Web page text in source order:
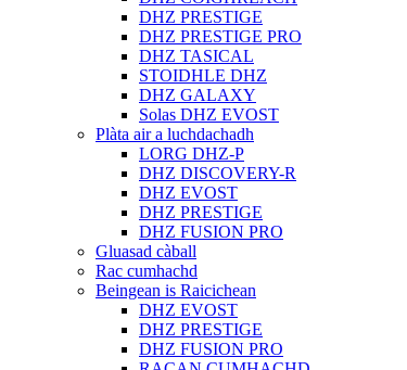
DHZ PRESTIGE
DHZ PRESTIGE PRO
DHZ TASICAL
STOIDHLE DHZ
DHZ GALAXY
Solas DHZ EVOST
Plàta air a luchdachadh
LORG DHZ-P
DHZ DISCOVERY-R
DHZ EVOST
DHZ PRESTIGE
DHZ FUSION PRO
Gluasad càball
Rac cumhachd
Beingean is Raicichean
DHZ EVOST
DHZ PRESTIGE
DHZ FUSION PRO